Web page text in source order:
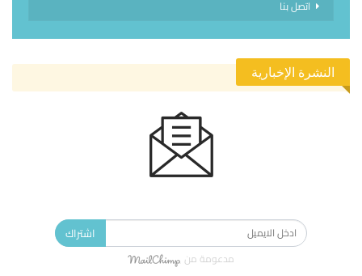
اتصل بنا
النشرة الإخبارية
اشتراك
مدعومة من